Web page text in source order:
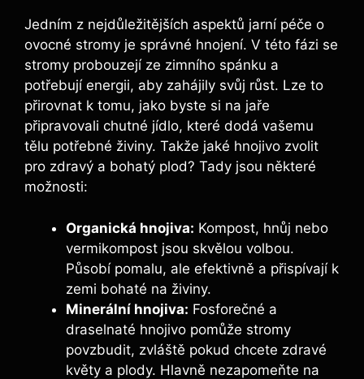
Jedním‍ z nejdůležitějších aspektů‍ jarní ⁤péče o
⁣ovocné‍ stromy je‍ správné ‍hnojení. V této​ fázi se
stromy probouzejí ze zimního⁢ spánku a
potřebují ⁣energii, aby zahájily ​svůj růst. Lze to
⁢přirovnat k tomu, jako byste si ‍na jaře
připravovali chutné‌ jídlo, které‍ dodá vašemu
tělu potřebné živiny. Takže jaké hnojivo zvolit ​
pro zdravý a bohatý plod? Tady jsou některé
⁣možnosti:
Organická hnojiva: Kompost, hnůj nebo
vermikompost jsou skvělou volbou.
Působí pomalu, ale ‌efektivně‌ a přispívají⁤ k
zemi bohaté na živiny.
Minerální hnojiva: ⁢Fosforečné a
draselnaté hnojivo pomůže stromy
povzbudit, zvláště pokud chcete zdravé
květy a plody. Hlavně nezapomeňte na